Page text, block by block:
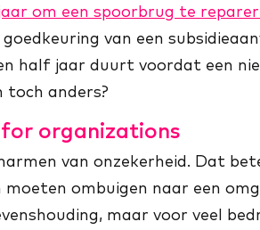
om een spoorbrug te
van een
half jaar duurt voordat een
anders?
organizations
van onzekerheid. Dat
ombuigen naar een
maar voor veel